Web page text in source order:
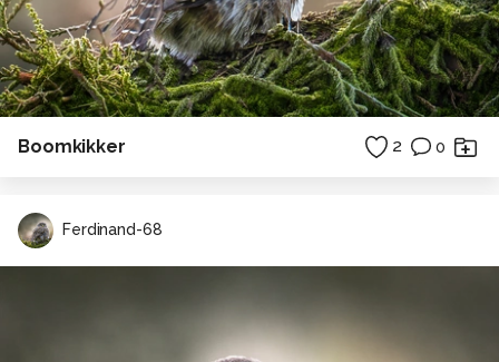
Boomkikker 2 0
Ferdinand-68